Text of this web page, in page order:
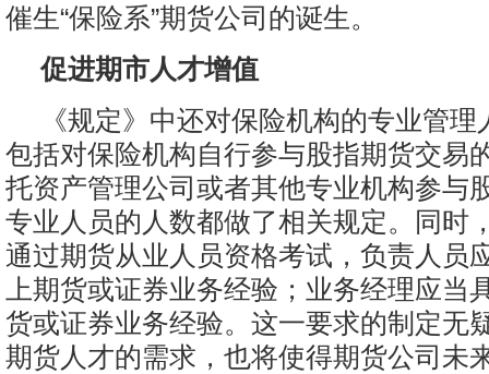
催生“保险系”期货公司的诞生。
促进期市人才增值
《规定》中还对保险机构的专业管
包括对保险机构自行参与股指期货交易
托资产管理公司或者其他专业机构参与
专业人员的人数都做了相关规定。同时
通过期货从业人员资格考试，负责人员
上期货或证券业务经验；业务经理应当
货或证券业务经验。这一要求的制定无
期货人才的需求，也将使得期货公司未